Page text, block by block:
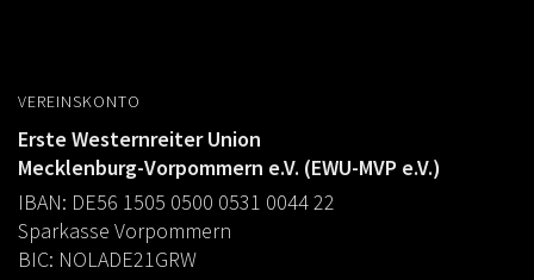
VEREINSKONTO
Erste Westernreiter Union
Mecklenburg-Vorpommern e.V. (EWU-MVP e.V.)
IBAN: DE56 1505 0500 0531 0044 22
Sparkasse Vorpommern
BIC: NOLADE21GRW